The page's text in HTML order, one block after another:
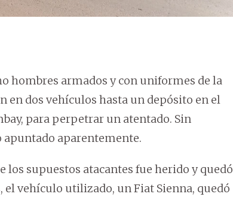
hombres armados y con uniformes de la
en dos vehículos hasta un depósito en el
para perpetrar un atentado. Sin
aparentemente.
los supuestos atacantes fue herido y quedó
vehículo utilizado, un Fiat Sienna, quedó